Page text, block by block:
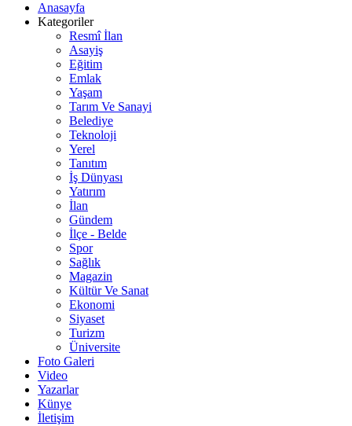
Anasayfa
Kategoriler
Resmî İlan
Asayiş
Eğitim
Emlak
Yaşam
Tarım Ve Sanayi
Belediye
Teknoloji
Yerel
Tanıtım
İş Dünyası
Yatırım
İlan
Gündem
İlçe - Belde
Spor
Sağlık
Magazin
Kültür Ve Sanat
Ekonomi
Siyaset
Turizm
Üniversite
Foto Galeri
Video
Yazarlar
Künye
İletişim